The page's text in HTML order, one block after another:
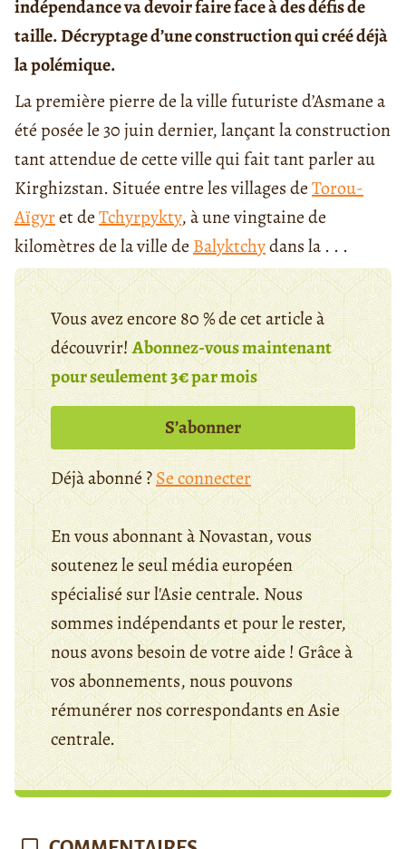
indépendance va devoir faire face à des défis de
taille. Décryptage d’une construction qui créé déjà
la polémique.
La première pierre de la ville futuriste d’Asmane a
été posée le 30 juin dernier, lançant la construction
tant attendue de cette ville qui fait tant parler au
Kirghizstan. Située entre les villages deTorou-
Aïgyret deTchyrpykty, à une vingtaine de
kilomètres de la ville de Balyktchydans la . . .
Vous avez encore 80 % de cet article à
découvrir!Abonnez-vous maintenant
pour seulement 3€ par mois
S’abonner
Déjà abonné ?Se connecter
En vous abonnant à Novastan, vous
soutenez le seul média européen
spécialisé sur l'Asie centrale. Nous
sommes indépendants et pour le rester,
nous avons besoin de votre aide ! Grâce à
vos abonnements, nous pouvons
rémunérer nos correspondants en Asie
centrale.